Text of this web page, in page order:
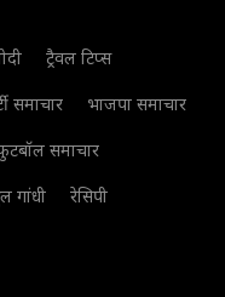
ट्रैवल टिप्स
समाचार
भाजपा समाचार
समाचार
गांधी
रेसिपी